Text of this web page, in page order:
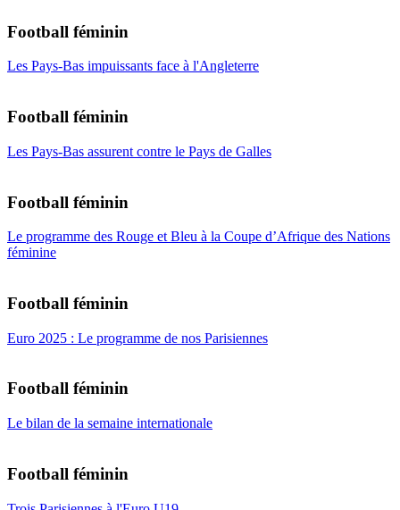
Football féminin
Les Pays-Bas impuissants face à l'Angleterre
Football féminin
Les Pays-Bas assurent contre le Pays de Galles
Football féminin
Le programme des Rouge et Bleu à la Coupe d’Afrique des Nations
féminine
Football féminin
Euro 2025 : Le programme de nos Parisiennes
Football féminin
Le bilan de la semaine internationale
Football féminin